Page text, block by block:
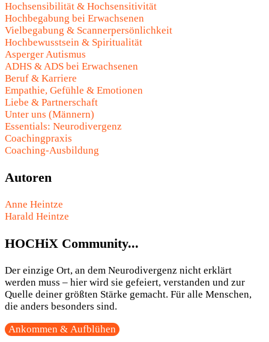
Hochsensibilität & Hochsensitivität
Hochbegabung bei Erwachsenen
Vielbegabung & Scannerpersönlichkeit
Hochbewusstsein & Spiritualität
Asperger Autismus
ADHS & ADS bei Erwachsenen
Beruf & Karriere
Empathie, Gefühle & Emotionen
Liebe & Partnerschaft
Unter uns (Männern)
Essentials: Neurodivergenz
Coachingpraxis
Coaching-Ausbildung
Autoren
Anne Heintze
Harald Heintze
HOCHiX Community...
Der einzige Ort, an dem Neurodivergenz nicht erklärt
werden muss – hier wird sie gefeiert, verstanden und zur
Quelle deiner größten Stärke gemacht. Für alle Menschen,
die anders besonders sind.
Ankommen & Aufblühen